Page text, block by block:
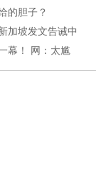
的胆子？
加坡发文告诫中
幕！ 网：太尴